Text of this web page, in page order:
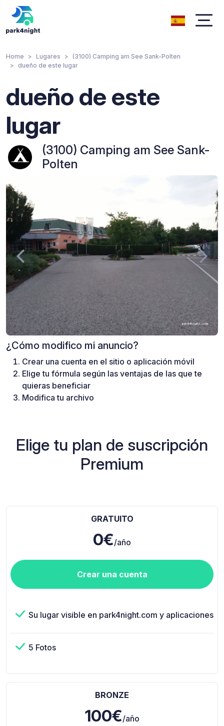
Home Lugares
(3100) Camping am See Sank-Polten
dueño de este lugar
dueño de este
lugar
(3100) Camping am See Sank-
Polten
¿Cómo modifico mi anuncio?
Crear una cuenta en el sitio o aplicación móvil
Elige tu fórmula según las ventajas de las que te
quieras beneficiar
Modifica tu archivo
Elige tu plan de suscripción
Premium
GRATUITO
0€/año
Crear una cuenta
Su lugar visible en park4night.com y aplicaciones
5 Fotos
BRONZE
100€/año